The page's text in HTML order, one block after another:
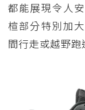
都能展現令人
楦部分特別加
間行走或越野跑